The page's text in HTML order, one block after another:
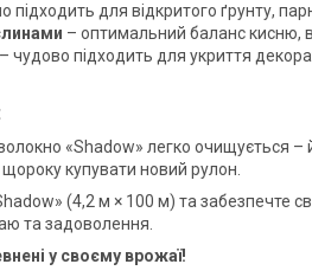
підходить для відкритого ґрунту,
– оптимальний баланс кисню,
– чудово підходить для укриття
«Shadow» легко очищується
купувати новий рулон.
(4,2 м × 100 м) та забезпечте
та задоволення.
у своєму врожаї!